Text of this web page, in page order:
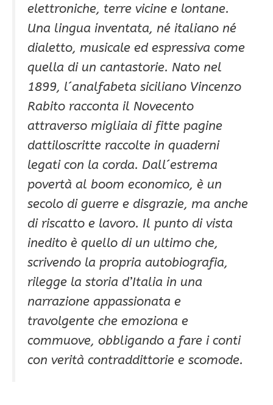
elettroniche, terre vicine e lontane.
Una lingua inventata, né italiano né
dialetto, musicale ed espressiva come
quella di un cantastorie. Nato nel
1899, l´analfabeta siciliano Vincenzo
Rabito racconta il Novecento
attraverso migliaia di fitte pagine
dattiloscritte raccolte in quaderni
legati con la corda. Dall´estrema
povertà al boom economico, è un
secolo di guerre e disgrazie, ma anche
di riscatto e lavoro. Il punto di vista
inedito è quello di un ultimo che,
scrivendo la propria autobiografia,
rilegge la storia d’Italia in una
narrazione appassionata e
travolgente che emoziona e
commuove, obbligando a fare i conti
con verità contraddittorie e scomode.